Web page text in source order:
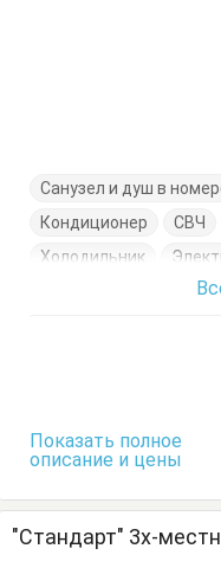
Санузел и душ в
Кондиционер
СВЧ
Холодильник
Показать полное
описание и цены
"Стандарт" 3х-